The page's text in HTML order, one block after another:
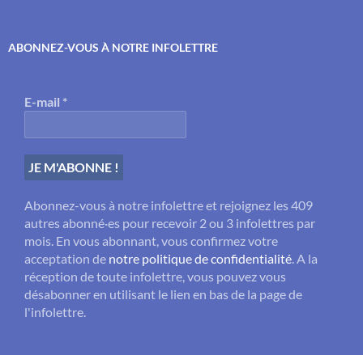
ABONNEZ-VOUS À NOTRE INFOLETTRE
E-mail *
Abonnez-vous à notre infolettre et rejoignez les 409
autres abonné·es pour recevoir 2 ou 3 infolettres par
mois. En vous abonnant, vous confirmez votre
acceptation de notre politique de confidentialité. A la
réception de toute infolettre, vous pouvez vous
désabonner en utilisant le lien en bas de la page de
l'infolettre.